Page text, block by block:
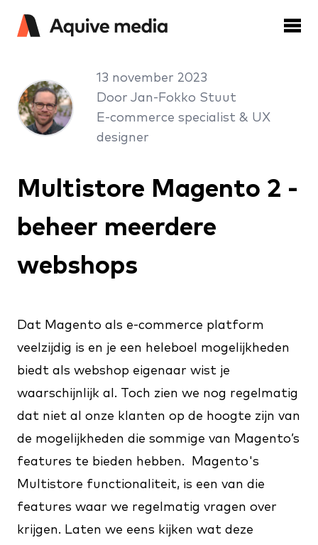
13 november 2023
Door Jan-Fokko Stuut
E-commerce specialist & UX
designer
Multistore Magento 2 -
beheer meerdere
webshops
Dat Magento als e-commerce platform
veelzijdig is en je een heleboel mogelijkheden
biedt als webshop eigenaar wist je
waarschijnlijk al. Toch zien we nog regelmatig
dat niet al onze klanten op de hoogte zijn van
de mogelijkheden die sommige van Magento’s
features te bieden hebben. Magento's
Multistore functionaliteit, is een van die
features waar we regelmatig vragen over
krijgen. Laten we eens kijken wat deze